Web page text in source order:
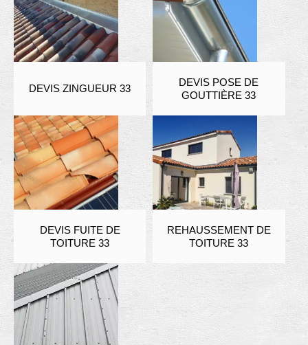
DEVIS ZINGUEUR 33
DEVIS POSE DE
GOUTTIÈRE 33
DEVIS FUITE DE
TOITURE 33
REHAUSSEMENT DE
TOITURE 33